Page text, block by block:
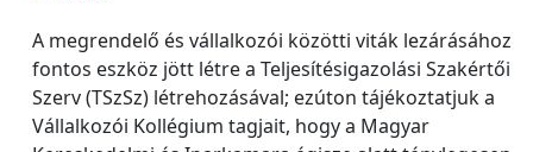
A megrendelő és vállalkozói közötti viták lezárásához
fontos eszköz jött létre a Teljesítésigazolási Szakértői
Szerv (TSzSz) létrehozásával; ezúton tájékoztatjuk a
Vállalkozói Kollégium tagjait, hogy a Magyar